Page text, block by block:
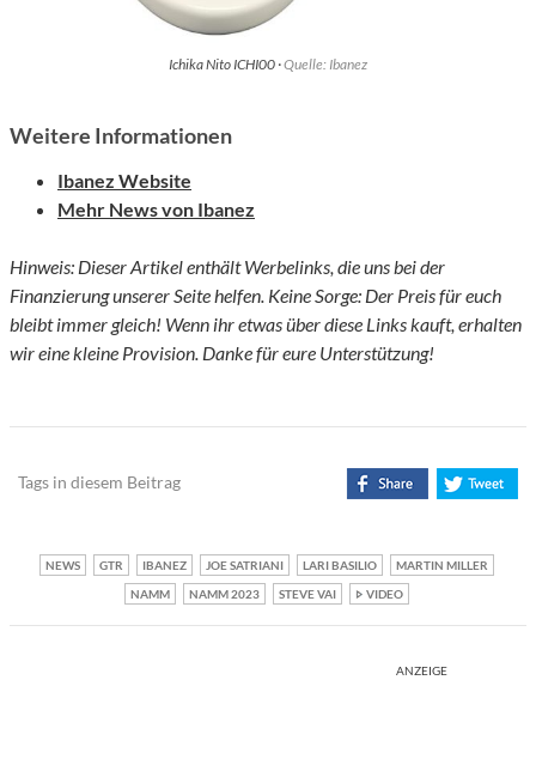
Ichika Nito ICHI00 ·Quelle: Ibanez
Weitere Informationen
Ibanez Website
Mehr News von Ibanez
Hinweis: Dieser Artikel enthält Werbelinks, die uns bei der
Finanzierung unserer Seite helfen. Keine Sorge: Der Preis für euch
bleibt immer gleich! Wenn ihr etwas über diese Links kauft, erhalten
wir eine kleine Provision. Danke für eure Unterstützung!
Tags in diesem Beitrag
NEWS GTR IBANEZ JOE SATRIANI LARI BASILIO
MARTIN MILLER
NAMM
NAMM 2023 STEVE VAI VIDEO
ANZEIGE